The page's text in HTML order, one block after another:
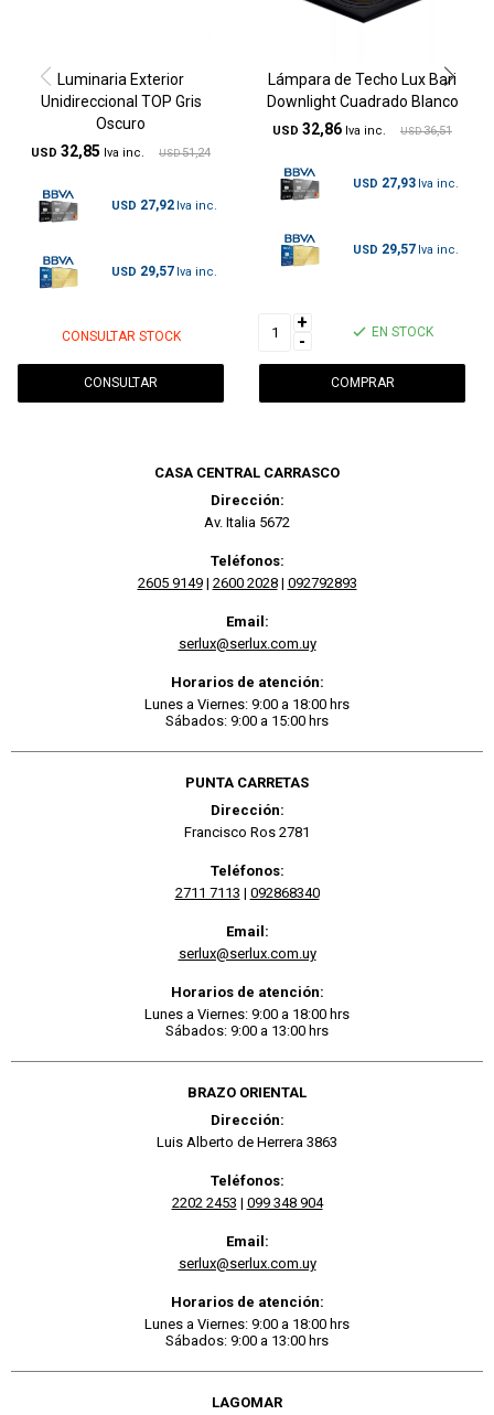
Luminaria Exterior
Unidireccional TOP Gris
Oscuro
USD 32,85 USD 51,24
USD 27,92
USD 29,57
CONSULTAR STOCK
CONSULTAR
Lámpara de Techo Lux Bari
Downlight Cuadrado Blanco
USD 32,86 USD 36,51
USD 27,93
USD 29,57
+
-
EN STOCK
CASA CENTRAL CARRASCO
Dirección:
Av. Italia 5672
Teléfonos:
2605 9149| 2600 2028| 092792893
Email:
serlux@serlux.com.uy
Horarios de atención:
Lunes a Viernes: 9:00 a 18:00 hrs
Sábados: 9:00 a 15:00 hrs
PUNTA CARRETAS
Dirección:
Francisco Ros 2781
Teléfonos:
2711 7113 | 092868340
Email:
serlux@serlux.com.uy
Horarios de atención:
Lunes a Viernes: 9:00 a 18:00 hrs
Sábados: 9:00 a 13:00 hrs
BRAZO ORIENTAL
Dirección:
Luis Alberto de Herrera 3863
Teléfonos:
2202 2453 | 099 348 904
Email:
serlux@serlux.com.uy
Horarios de atención:
Lunes a Viernes: 9:00 a 18:00 hrs
Sábados: 9:00 a 13:00 hrs
LAGOMAR